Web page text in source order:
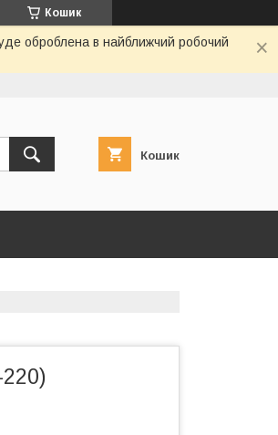
Кошик
оброблена в найближчий робочий
Кошик